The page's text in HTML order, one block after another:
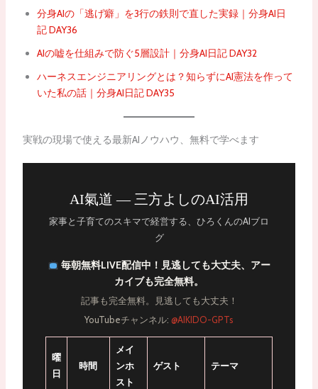
分身AIの「逃げ癖」を3行の鉄則で直した実録｜分身AI日
記 DAY36
AIの嘘を仕組みで防ぐ5層設計｜分身AI日記 DAY32
ハーネスエンジニアリングとは？知らずにAI憲法を作って
いた私の話｜分身AI日記 DAY35
実戦の現場で使える最新AIノウハウ、無料で学べます
AI氣道 — 三方よしのAI活用
家事と子育てのスキマで経営する、ひろくんのAIブロ
グ
毎朝無料LIVE配信中！見逃しても大丈夫、アー
カイブも完全無料。
記事も完全無料。見逃しても大丈夫！
YouTubeチャンネル: @AIKIDO-GPTs
曜
日
時間
メイ
ンホ
スト
ゲスト テーマ